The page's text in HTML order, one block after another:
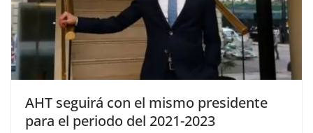
AHT seguirá con el mismo presidente
para el periodo del 2021-2023